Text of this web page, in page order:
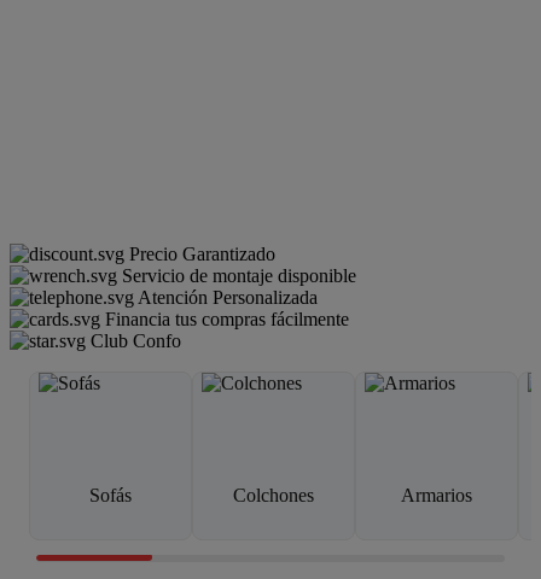
Precio Garantizado
Servicio de montaje disponible
Atención Personalizada
Financia tus compras fácilmente
Club Confo
Sofás Colchones Armarios